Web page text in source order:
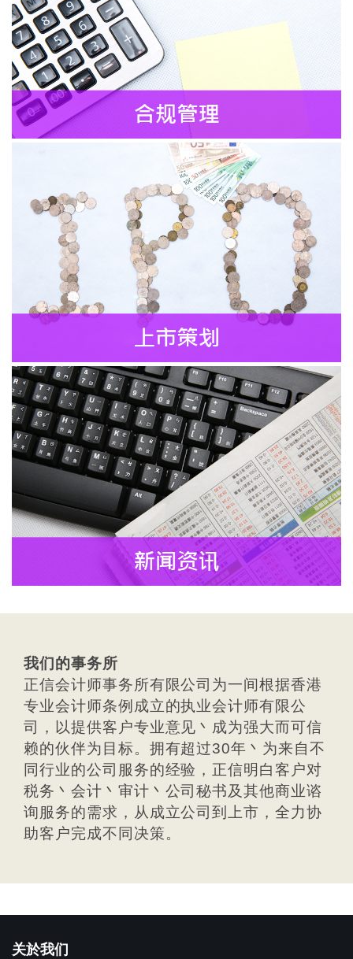
财务顾问服务
引入风险投资者
上市策划
合并与收购
我们的事务所
正信会计师事务所有限公司为一间根据香港
专业会计师条例成立的执业会计师有限公
司，以提供客户专业意见丶成为强大而可信
赖的伙伴为目标。拥有超过30年丶为来自不
同行业的公司服务的经验，正信明白客户对
税务丶会计丶审计丶公司秘书及其他商业谘
询服务的需求，从成立公司到上市，全力协
助客户完成不同决策。
关於我们